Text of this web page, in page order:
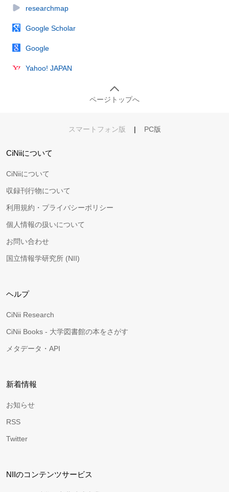
researchmap
Google Scholar
Google
Yahoo! JAPAN
ページトップへ
スマートフォン版 | PC版
CiNiiについて
CiNiiについて
収録刊行物について
利用規約・プライバシーポリシー
個人情報の扱いについて
お問い合わせ
国立情報学研究所 (NII)
ヘルプ
CiNii Research
CiNii Books - 大学図書館の本をさがす
メタデータ・API
新着情報
お知らせ
RSS
Twitter
NIIのコンテンツサービス